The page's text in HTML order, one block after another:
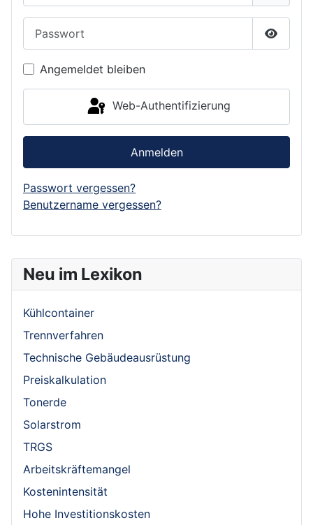
Neu im Lexikon
Kühlcontainer
Trennverfahren
Technische Gebäudeausrüstung
Preiskalkulation
Tonerde
Solarstrom
TRGS
Arbeitskräftemangel
Kostenintensität
Hohe Investitionskosten
Angemeldet bleiben
Web-Authentifizierung
Anmelden
Passwort vergessen?
Benutzername vergessen?